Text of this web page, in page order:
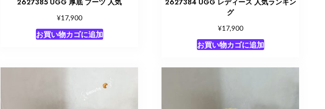
2627385 UGG 厚底 ブーツ 人気
¥17,900
お買い物カゴに追加
2627384 UGG レディース 人気ランキン
グ
¥17,900
お買い物カゴに追加